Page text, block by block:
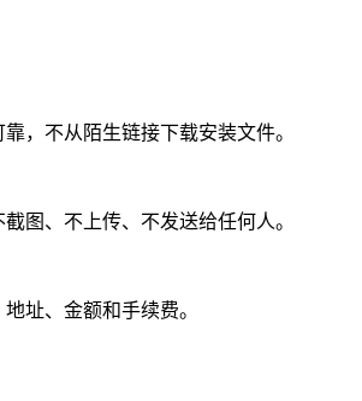
，不从陌生链接下载安装文件。
图、不上传、不发送给任何人。
址、金额和手续费。